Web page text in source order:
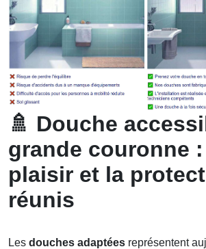
🚿 Douche
grande couronne
plaisir et la
réunis
Les douches adaptées représentent